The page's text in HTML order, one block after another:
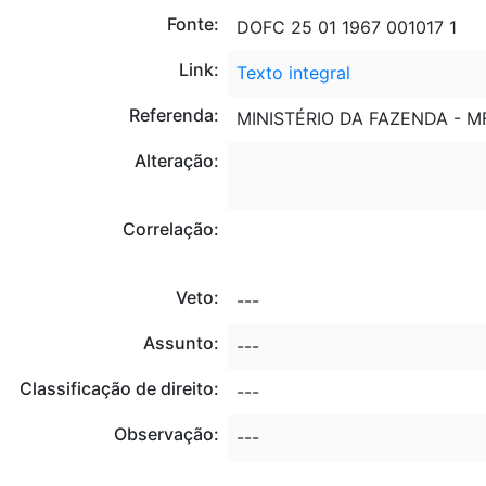
Fonte:
DOFC 25 01 1967 001017 1
Link:
Texto integral
Referenda:
MINISTÉRIO DA FAZENDA -
Alteração:
Correlação:
Veto:
---
Assunto:
---
Classificação de direito:
---
Observação:
---